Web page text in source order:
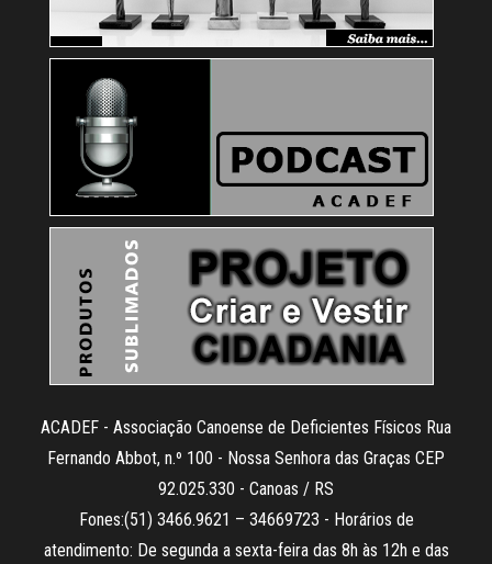
ACADEF - Associação Canoense de Deficientes Físicos Rua
Fernando Abbot, n.º 100 - Nossa Senhora das Graças CEP
92.025.330 - Canoas / RS
Fones:(51) 3466.9621 – 34669723 - Horários de
atendimento: De segunda a sexta-feira das 8h às 12h e das